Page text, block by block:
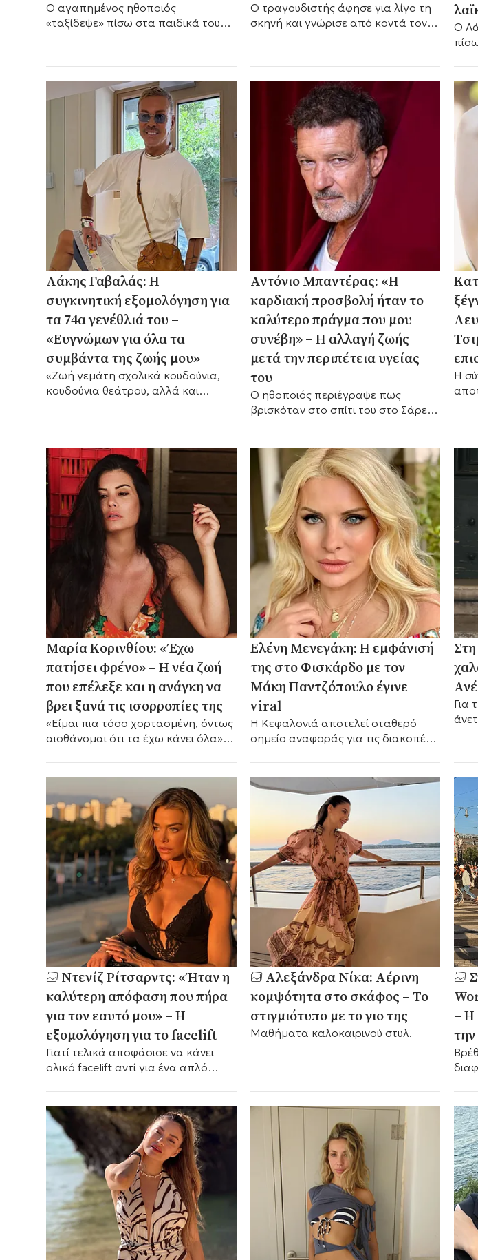
Ο αγαπημένος ηθοποιός
«ταξίδεψε» πίσω στα παιδικά του
Ο τραγουδιστής άφησε για λίγο τη
σκηνή και γνώρισε από κοντά τον
Ο
Λάκης Γαβαλάς: Η
συγκινητική εξομολόγηση για
τα 74α γενέθλιά του –
«Ευγνώμων για όλα τα
συμβάντα της ζωής μου»
«Ζωή γεμάτη σχολικά κουδούνια,
κουδούνια θεάτρου, αλλά και
άλλων.
Αντόνιο Μπαντέρας: «Η
καρδιακή προσβολή ήταν το
καλύτερο πράγμα που μου
συνέβη» – Η αλλαγή ζωής
μετά την περιπέτεια υγείας
του
Ο ηθοποιός περιέγραψε πως
βρισκόταν στο σπίτι του στο Σάρεϊ
Η
Μαρία Κορινθίου: «Έχω
πατήσει φρένο» – Η νέα ζωή
που επέλεξε και η ανάγκη να
βρει ξανά τις ισορροπίες της
«Είμαι πια τόσο χορτασμένη, όντως
αισθάνομαι ότι τα έχω κάνει όλα»,
Ελένη Μενεγάκη: Η εμφάνισή
της στο Φισκάρδο με τον
Μάκη Παντζόπουλο έγινε
viral
Η Κεφαλονιά αποτελεί σταθερό
σημείο αναφοράς για τις διακοπές
Για
Ντενίζ Ρίτσαρντς: «Ήταν η
καλύτερη απόφαση που πήρα
για τον εαυτό μου» – Η
εξομολόγηση για το facelift
Γιατί τελικά αποφάσισε να κάνει
ολικό facelift αντί για ένα απλό
Αλεξάνδρα Νίκα: Αέρινη
κομψότητα στο σκάφος – Το
στιγμιότυπο με το γιο της
Μαθήματα καλοκαιρινού στυλ.
– Η